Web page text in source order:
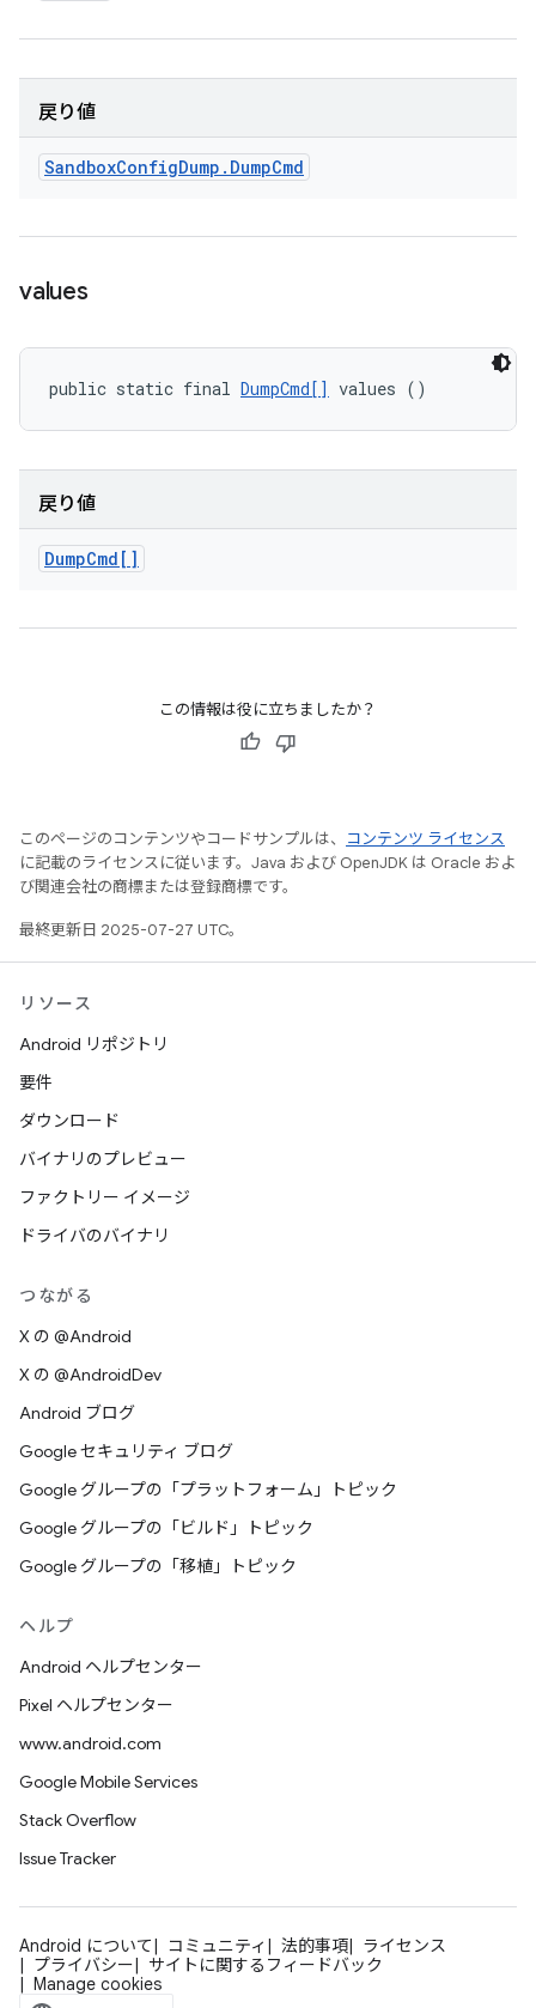
戻り値
SandboxConfigDump . DumpCmd
values
public static final DumpCmd[] values ()
戻り値
DumpCmd[]
この情報は役に立ちましたか？
このページのコンテンツやコードサンプルは、
コンテンツ ライセンス
に記載のライセンスに従います。Java および OpenJDK は Oracle およ
び関連会社の商標または登録商標です。
最終更新日 2025-07-27 UTC。
リソース
Android リポジトリ
要件
ダウンロード
バイナリのプレビュー
ファクトリー イメージ
ドライバのバイナリ
つながる
X の @Android
X の @AndroidDev
Android ブログ
Google セキュリティ ブログ
Google グループの「プラットフォーム」トピック
Google グループの「ビルド」トピック
Google グループの「移植」トピック
ヘルプ
Android ヘルプセンター
Pixel ヘルプセンター
www.android.com
Google Mobile Services
Stack Overflow
Issue Tracker
Android について コミュニティ 法的事項
ライセンス
プライバシー
サイトに関するフィードバック
Manage cookies